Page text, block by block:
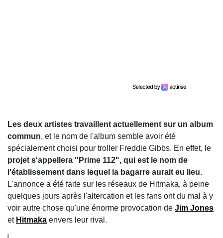
Les deux artistes travaillent actuellement sur un album
commun, et le nom de l'album semble avoir été
spécialement choisi pour troller Freddie Gibbs. En effet, le
projet s'appellera "Prime 112", qui est le nom de
l'établissement dans lequel la bagarre aurait eu lieu.
L'annonce a été faite sur les réseaux de Hitmaka, à peine
quelques jours après l'altercation et les fans ont du mal à y
voir autre chose qu'une énorme provocation de Jim Jones
et Hitmaka envers leur rival.